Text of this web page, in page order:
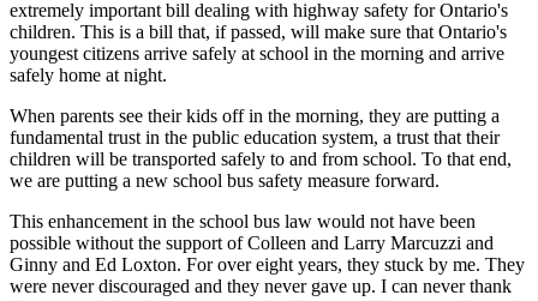
extremely important bill dealing with highway safety for Ontario's
children. This is a bill that, if passed, will make sure that Ontario's
youngest citizens arrive safely at school in the morning and arrive
safely home at night.
When parents see their kids off in the morning, they are putting a
fundamental trust in the public education system, a trust that their
children will be transported safely to and from school. To that end,
we are putting a new school bus safety measure forward.
This enhancement in the school bus law would not have been
possible without the support of Colleen and Larry Marcuzzi and
Ginny and Ed Loxton. For over eight years, they stuck by me. They
were never discouraged and they never gave up. I can never thank